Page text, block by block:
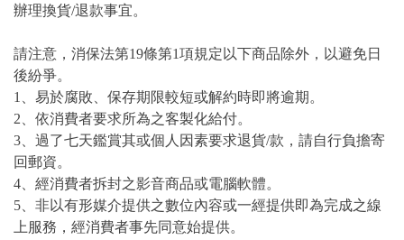
辦理換貨/退款事宜。
請注意，消保法第19條第1項規定以下商品除外，以避免日
後紛爭。
1、易於腐敗、保存期限較短或解約時即將逾期。
2、依消費者要求所為之客製化給付。
3、過了七天鑑賞其或個人因素要求退貨/款，請自行負擔寄
回郵資。
4、經消費者拆封之影音商品或電腦軟體。
5、非以有形媒介提供之數位內容或一經提供即為完成之線
上服務，經消費者事先同意始提供。